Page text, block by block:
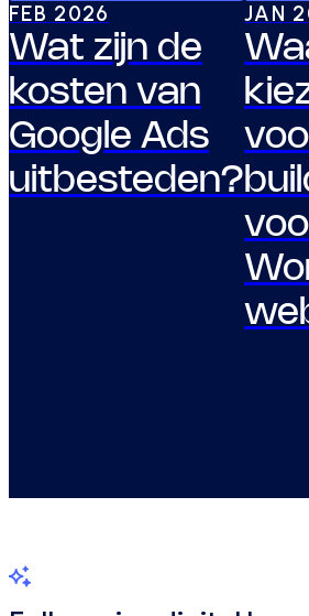
FEB 2026
Wat zijn de
kosten van
Google Ads
uitbesteden?
JAN